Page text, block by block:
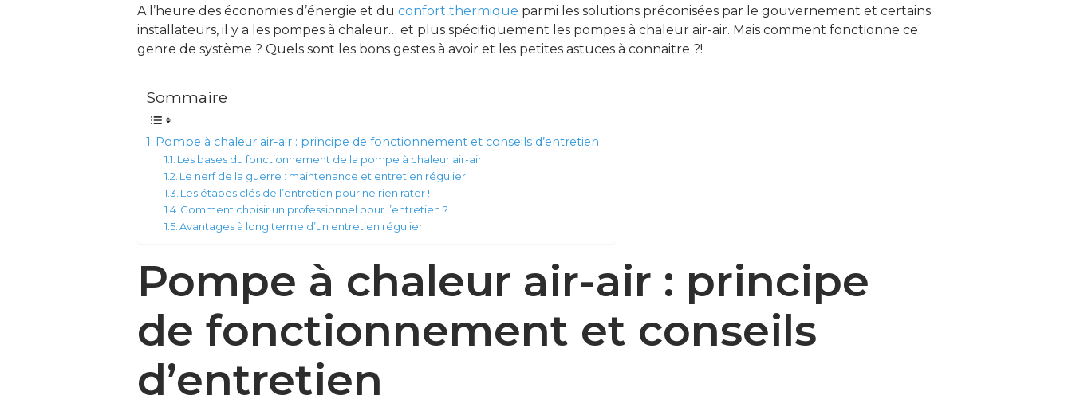
A l’heure des économies d’énergie et du confort thermique parmi les solutions préconisées par le gouvernement et certains
installateurs, il y a les pompes à chaleur… et plus spécifiquement les pompes à chaleur air-air. Mais comment fonctionne ce
genre de système ? Quels sont les bons gestes à avoir et les petites astuces à connaitre ?!
Sommaire
Pompe à chaleur air-air : principe de fonctionnement et conseils d’entretien
Les bases du fonctionnement de la pompe à chaleur air-air
Le nerf de la guerre : maintenance et entretien régulier
Les étapes clés de l’entretien pour ne rien rater !
Comment choisir un professionnel pour l’entretien ?
Avantages à long terme d’un entretien régulier
Pompe à chaleur air-air : principe
de fonctionnement et conseils
d’entretien